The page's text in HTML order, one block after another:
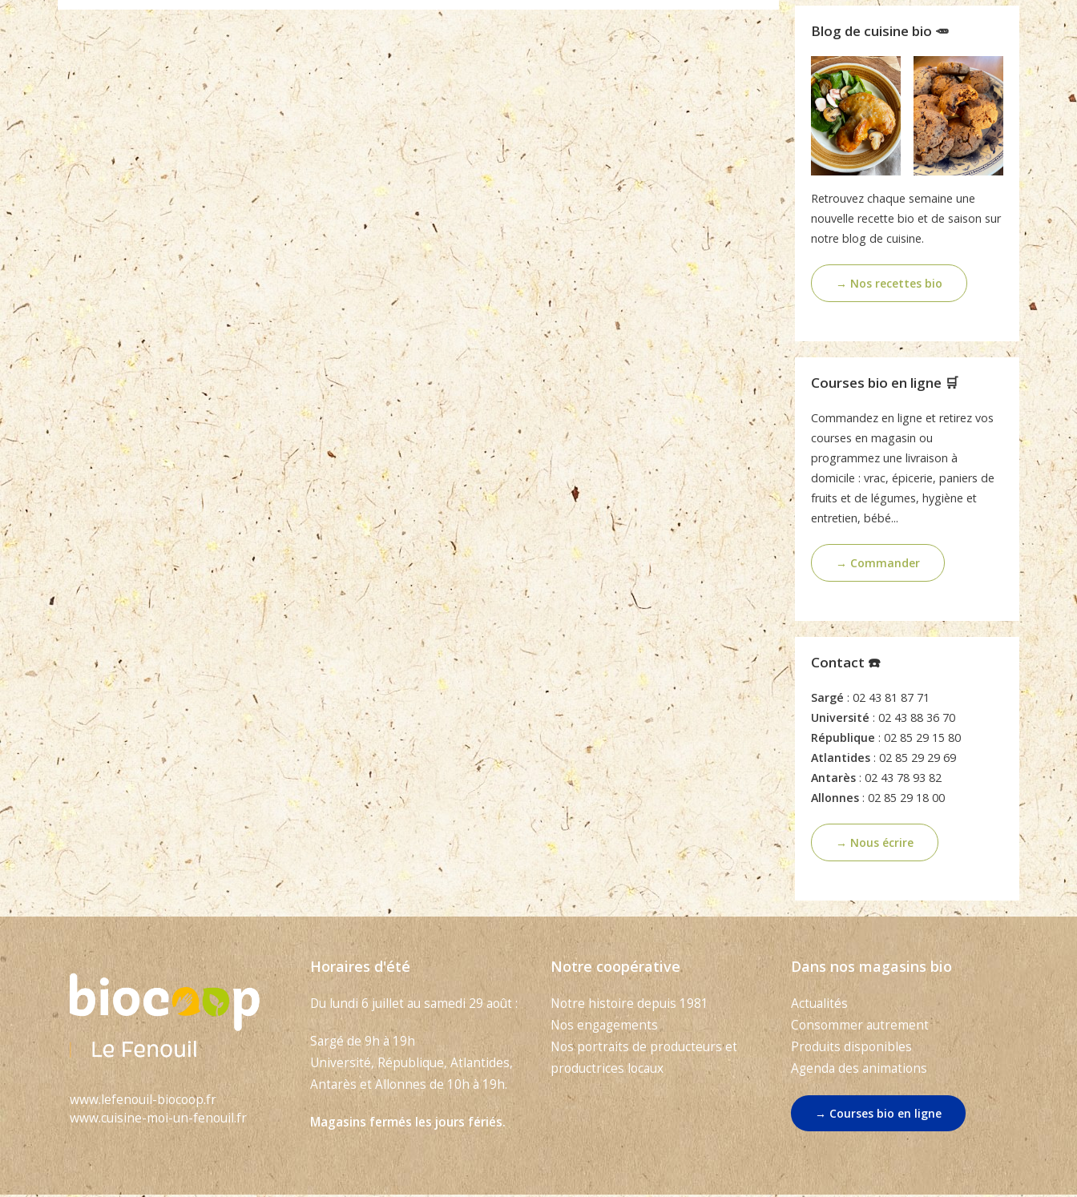
Blog de cuisine bio 🥕
Retrouvez chaque semaine une
nouvelle recette bio et de saison sur
notre blog de cuisine.
→ Nos recettes bio
Courses bio en ligne 🛒
Commandez en ligne et retirez vos
courses en magasin ou
programmez une livraison à
domicile : vrac, épicerie, paniers de
fruits et de légumes, hygiène et
entretien, bébé...
→ Commander
Contact ☎️
Sargé : 02 43 81 87 71
Université : 02 43 88 36 70
République : 02 85 29 15 80
Atlantides : 02 85 29 29 69
Antarès : 02 43 78 93 82
Allonnes : 02 85 29 18 00
→ Nous écrire
www.lefenouil-biocoop.fr
www.cuisine-moi-un-fenouil.fr
Horaires d'été
Du lundi 6 juillet au samedi 29 août :
Sargé de 9h à 19h
Université, République, Atlantides,
Antarès et Allonnes de 10h à 19h.
Magasins fermés les jours fériés.
Notre coopérative
Notre histoire depuis 1981
Nos engagements
Nos portraits de producteurs et
productrices locaux
Dans nos magasins bio
Actualités
Consommer autrement
Produits disponibles
Agenda des animations
→ Courses bio en ligne